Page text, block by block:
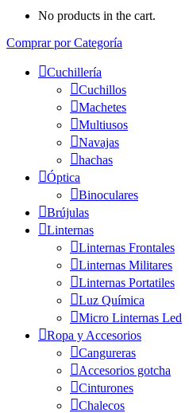
No products in the cart.
Comprar por Categoría
Cuchillería
Cuchillos
Machetes
Multiusos
Navajas
hachas
Óptica
Binoculares
Brújulas
Linternas
Linternas Frontales
Linternas Militares
Linternas Portatiles
Luz Química
Micro Linternas Led
Ropa y Accesorios
Cangureras
Accesorios gotcha
Cinturones
Chalecos